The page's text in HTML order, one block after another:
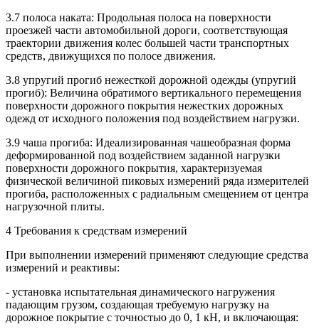
3.7 полоса наката: Продольная полоса на поверхности
проезжей части автомобильной дороги, соответствующая
траектории движения колес большей части транспортных
средств, движущихся по полосе движения.
3.8 упругий прогиб нежесткой дорожной одежды (упругий
прогиб): Величина обратимого вертикального перемещения
поверхности дорожного покрытия нежестких дорожных
одежд от исходного положения под воздействием нагрузки.
3.9 чаша прогиба: Идеализированная чашеобразная форма
деформированной под воздействием заданной нагрузки
поверхности дорожного покрытия, характеризуемая
физической величиной пиковых измерений ряда измерителей
прогиба, расположенных с радиальным смещением от центра
нагрузочной плиты.
4 Требования к средствам измерений
При выполнении измерений применяют следующие средства
измерений и реактивы:
- установка испытательная динамического нагружения
падающим грузом, создающая требуемую нагрузку на
дорожное покрытие с точностью до 0, 1 кН, и включающая: